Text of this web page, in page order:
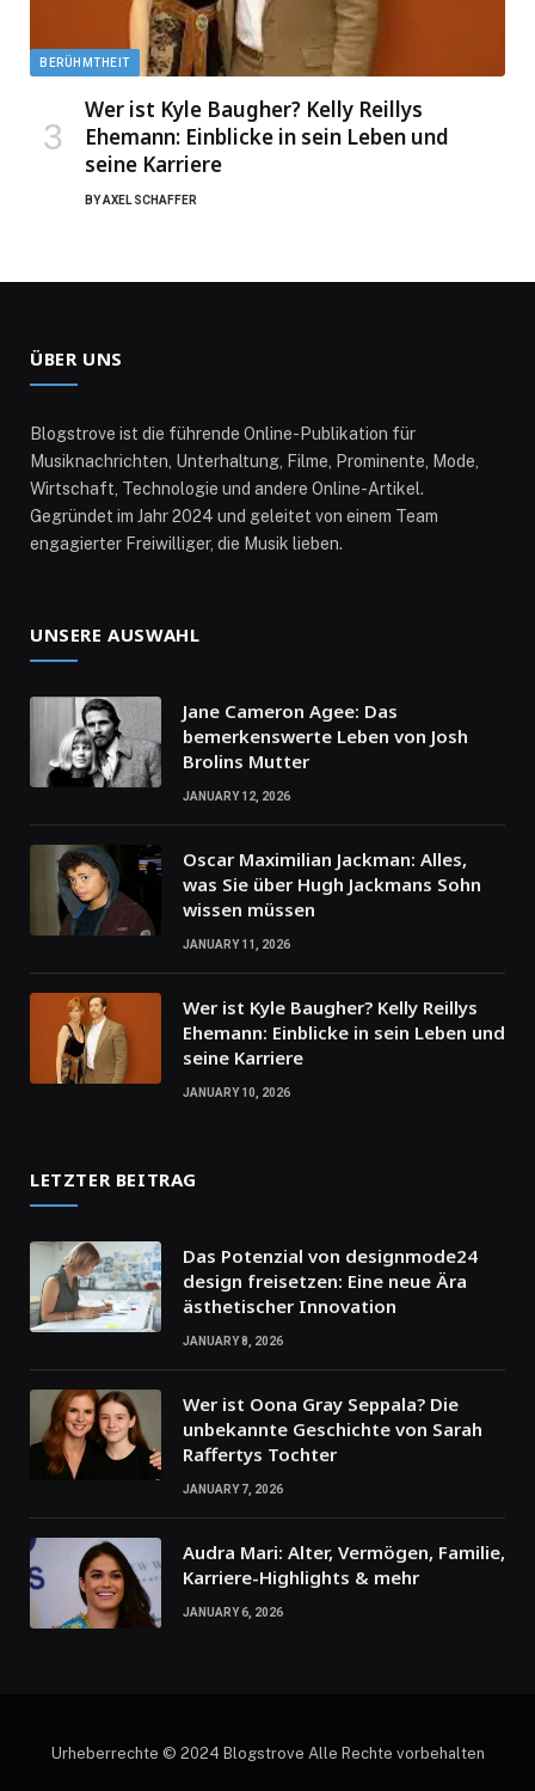
BERÜHMTHEIT
Wer ist Kyle Baugher? Kelly Reillys
Ehemann: Einblicke in sein Leben und
seine Karriere
BYAXEL SCHAFFER
ÜBER UNS
Blogstrove ist die führende Online-Publikation für
Musiknachrichten, Unterhaltung, Filme, Prominente, Mode,
Wirtschaft, Technologie und andere Online-Artikel.
Gegründet im Jahr 2024 und geleitet von einem Team
engagierter Freiwilliger, die Musik lieben.
UNSERE AUSWAHL
Jane Cameron Agee: Das
bemerkenswerte Leben von Josh
Brolins Mutter
JANUARY 12, 2026
Oscar Maximilian Jackman: Alles,
was Sie über Hugh Jackmans Sohn
wissen müssen
JANUARY 11, 2026
Wer ist Kyle Baugher? Kelly Reillys
Ehemann: Einblicke in sein Leben und
seine Karriere
JANUARY 10, 2026
LETZTER BEITRAG
Das Potenzial von designmode24
design freisetzen: Eine neue Ära
ästhetischer Innovation
JANUARY 8, 2026
Wer ist Oona Gray Seppala? Die
unbekannte Geschichte von Sarah
Raffertys Tochter
JANUARY 7, 2026
Audra Mari: Alter, Vermögen, Familie,
Karriere-Highlights & mehr
JANUARY 6, 2026
Urheberrechte © 2024 Blogstrove Alle Rechte vorbehalten